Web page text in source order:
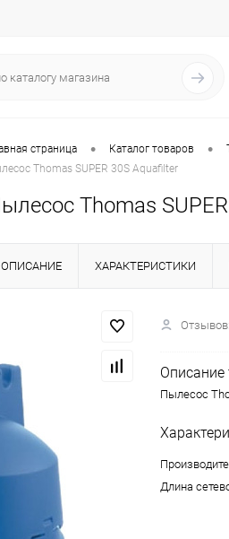
страница • Каталог товаров •
Thomas SUPER 30S Aquafilter
Thomas
ОПИСАНИЕ ХАРАКТЕРИСТИКИ
Описание
Пылесос
Длина